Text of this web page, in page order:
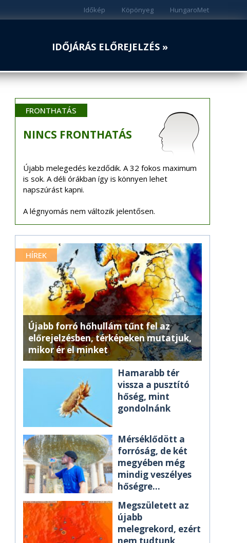
HungaroMet
Köpönyeg
Időkép
IDŐJÁRÁS ELŐREJELZÉS »
FRONTHATÁS
NINCS FRONTHATÁS
Újabb melegedés kezdődik. A 32 fokos maximum
is sok. A déli órákban így is könnyen lehet
napszúrást kapni.
A légnyomás nem változik jelentősen.
HÍREK
Újabb forró hőhullám tűnt fel az
előrejelzésben, térképeken mutatjuk,
mikor ér el minket
Hamarabb tér
vissza a pusztító
hőség, mint
gondolnánk
Mérséklődött a
forróság, de két
megyében még
mindig veszélyes
hőségre
Megszületett az
újabb
melegrekord, ezért